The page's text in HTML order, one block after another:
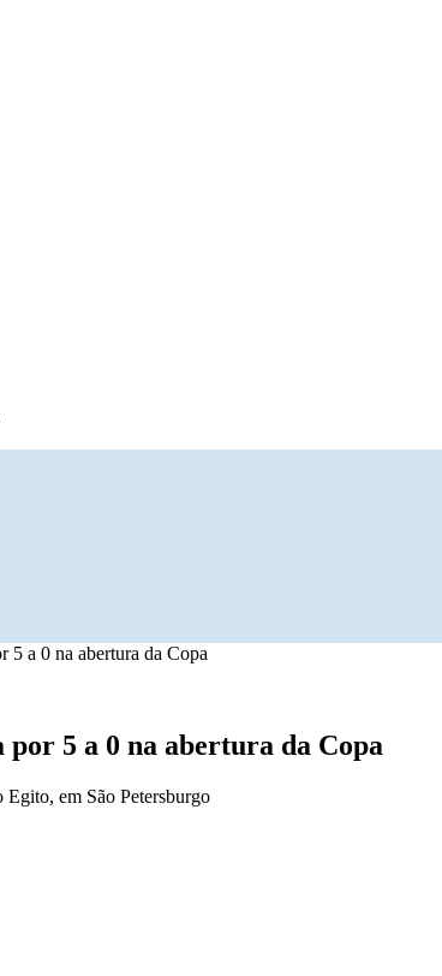
5 a 0 na abertura da Copa
5 a 0 na abertura da Copa
Egito, em São Petersburgo